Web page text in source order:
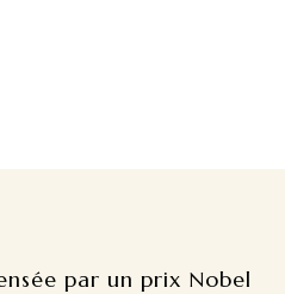
par un prix Nobel